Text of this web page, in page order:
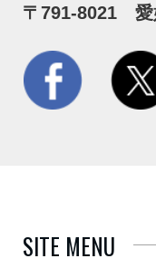
〒791-8021 愛
SITE MENU